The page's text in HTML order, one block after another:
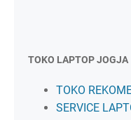
TOKO LAPTOP JOGJA
TOKO
SERVICE